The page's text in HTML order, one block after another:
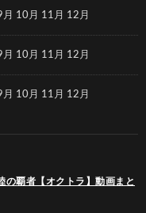
月 10月 11月 12月
月 10月 11月 12月
月 10月 11月 12月
の覇者【オクトラ】動画まと